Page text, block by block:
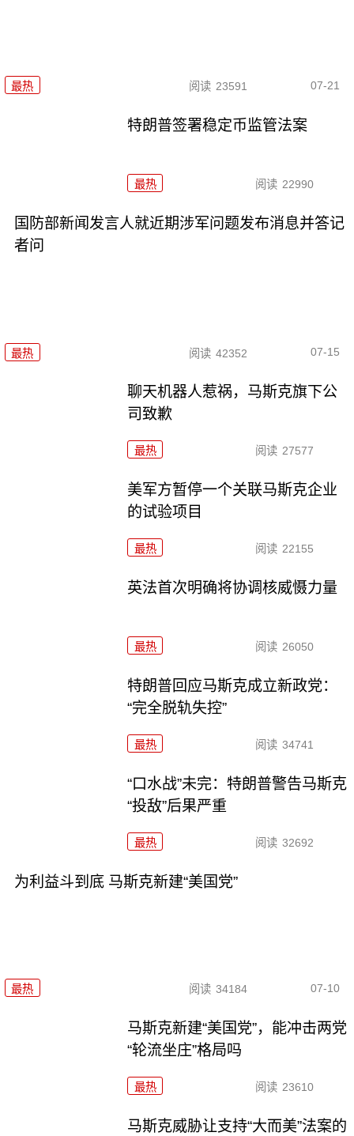
最热 阅读 23591 07-21
特朗普签署稳定币监管法案
最热 阅读 22990
国防部新闻发言人就近期涉军问题发布消息并答记
者问
最热 阅读 42352 07-15
聊天机器人惹祸，马斯克旗下公
司致歉
最热 阅读 27577
美军方暂停一个关联马斯克企业
的试验项目
最热 阅读 22155
英法首次明确将协调核威慑力量
最热 阅读 26050
特朗普回应马斯克成立新政党：
“完全脱轨失控”
最热 阅读 34741
“口水战”未完：特朗普警告马斯克
“投敌”后果严重
最热 阅读 32692
为利益斗到底 马斯克新建“美国党”
最热 阅读 34184 07-10
马斯克新建“美国党”，能冲击两党
“轮流坐庄”格局吗
最热 阅读 23610
马斯克威胁让支持“大而美”法案的